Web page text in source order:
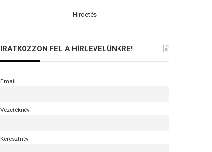
.
Hirdetés
IRATKOZZON FEL A HÍRLEVELÜNKRE!
Email
Vezetéknév
Keresztnév